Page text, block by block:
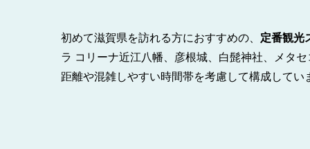
初めて滋賀県を訪れる方におすすめの、 定番観光
ラ コリーナ近江八幡、彦根城、白髭神社、メタ
距離や混雑しやすい時間帯を考慮して構成してい